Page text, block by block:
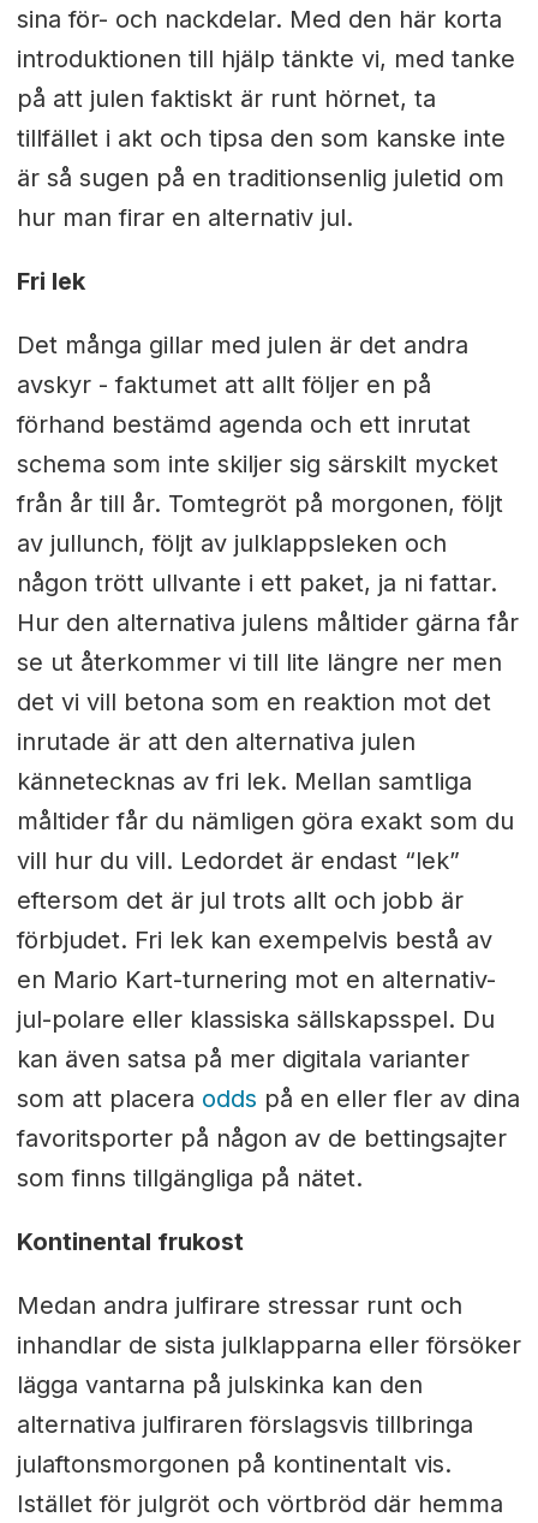
sina för- och nackdelar. Med den här korta
introduktionen till hjälp tänkte vi, med tanke
på att julen faktiskt är runt hörnet, ta
tillfället i akt och tipsa den som kanske inte
är så sugen på en traditionsenlig juletid om
hur man firar en alternativ jul.
Fri lek
Det många gillar med julen är det andra
avskyr - faktumet att allt följer en på
förhand bestämd agenda och ett inrutat
schema som inte skiljer sig särskilt mycket
från år till år. Tomtegröt på morgonen, följt
av jullunch, följt av julklappsleken och
någon trött ullvante i ett paket, ja ni fattar.
Hur den alternativa julens måltider gärna får
se ut återkommer vi till lite längre ner men
det vi vill betona som en reaktion mot det
inrutade är att den alternativa julen
kännetecknas av fri lek. Mellan samtliga
måltider får du nämligen göra exakt som du
vill hur du vill. Ledordet är endast “lek”
eftersom det är jul trots allt och jobb är
förbjudet. Fri lek kan exempelvis bestå av
en Mario Kart-turnering mot en alternativ-
jul-polare eller klassiska sällskapsspel. Du
kan även satsa på mer digitala varianter
som att placera odds på en eller fler av dina
favoritsporter på någon av de bettingsajter
som finns tillgängliga på nätet.
Kontinental frukost
Medan andra julfirare stressar runt och
inhandlar de sista julklapparna eller försöker
lägga vantarna på julskinka kan den
alternativa julfiraren förslagsvis tillbringa
julaftonsmorgonen på kontinentalt vis.
Istället för julgröt och vörtbröd där hemma